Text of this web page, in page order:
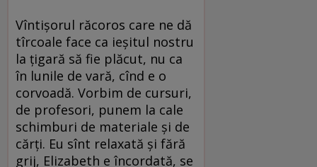
Vîntişorul răcoros care ne dă
tîrcoale face ca ieşitul nostru
la ţigară să fie plăcut, nu ca
în lunile de vară, cînd e o
corvoadă. Vorbim de cursuri,
de profesori, punem la cale
schimburi de materiale şi de
cărţi. Eu sînt relaxată şi fără
grij, Elizabeth e încordată, se